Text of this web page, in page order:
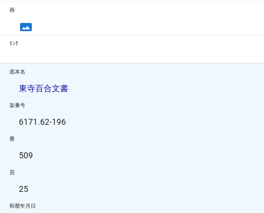
画
ﾘﾝｸ
底本名
東寺百合文書
架番号
6171.62-196
冊
509
頁
25
和暦年月日